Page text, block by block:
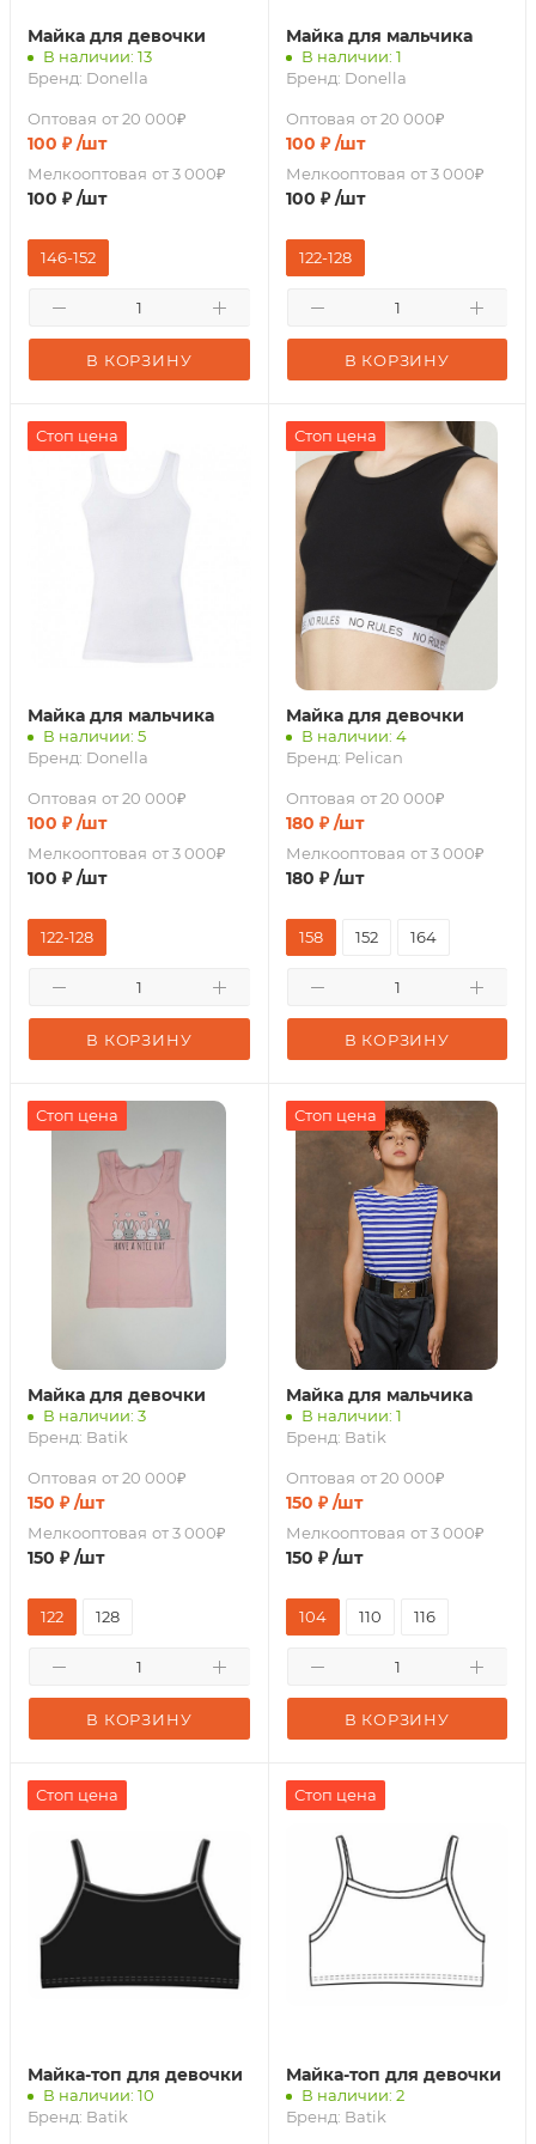
Майка для девочки
В наличии: 13
Бренд: Donella
Оптовая от 20 000₽
100 ₽ /шт
Мелкооптовая от 3 000₽
100 ₽ /шт
В КОРЗИНУ
146-152
Майка для мальчика
В наличии: 1
Бренд: Donella
Оптовая от 20 000₽
100 ₽ /шт
Мелкооптовая от 3 000₽
100 ₽ /шт
В КОРЗИНУ
122-128
Стоп цена
Майка для мальчика
В наличии: 5
Бренд: Donella
Оптовая от 20 000₽
100 ₽ /шт
Мелкооптовая от 3 000₽
100 ₽ /шт
В КОРЗИНУ
122-128
Стоп цена
Майка для девочки
В наличии: 4
Бренд: Pelican
Оптовая от 20 000₽
180 ₽ /шт
Мелкооптовая от 3 000₽
180 ₽ /шт
В КОРЗИНУ
158 152 164
Стоп цена
Майка для девочки
В наличии: 3
Бренд: Batik
Оптовая от 20 000₽
150 ₽ /шт
Мелкооптовая от 3 000₽
150 ₽ /шт
В КОРЗИНУ
122 128
Стоп цена
Майка для мальчика
В наличии: 1
Бренд: Batik
Оптовая от 20 000₽
150 ₽ /шт
Мелкооптовая от 3 000₽
150 ₽ /шт
В КОРЗИНУ
104 110 116
Стоп цена
Майка-топ для девочки
В наличии: 10
Бренд: Batik
Стоп цена
Майка-топ для девочки
В наличии: 2
Бренд: Batik